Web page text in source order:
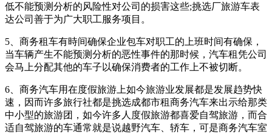
低不能预测分析的风险性对公司的损害这些;挑选厂旅游车表
达公司善于为广大职工服务项目。
5、商务租车有時间确保企业包车对职工的上班时间有确保，
当车辆产生不能预测分析的恶性事件的那时候，汽车租凭公司
会马上分配其他的车子以确保消费者的工作上不被切断。
6、商务汽车用在度假旅游上如今旅游业发展都是发展趋势快
速，因而许多旅行社都是挑选成都市租商务汽车来出示给那类
中小型的旅游团，如今许多人度假旅游都喜爱自驾旅游，而合
适自驾旅游的车通常就是说越野汽车、轿车，可是商务汽车室